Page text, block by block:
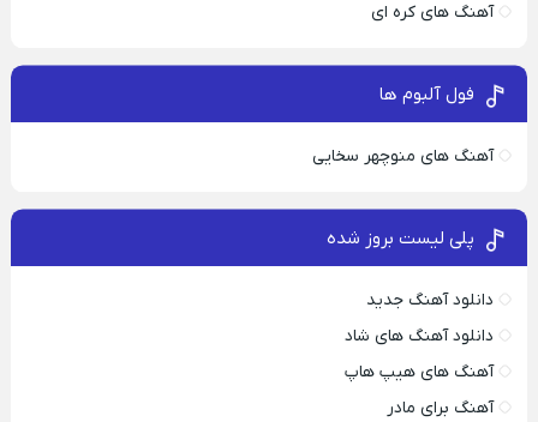
آهنگ های کره ای
فول آلبوم ها
آهنگ های منوچهر سخایی
پلی لیست بروز شده
دانلود آهنگ جدید
دانلود آهنگ های شاد
آهنگ های هیپ هاپ
آهنگ برای مادر